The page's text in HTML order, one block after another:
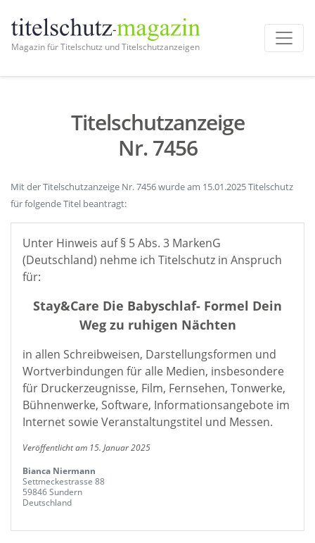
Magazin für Titelschutz und Titelschutzanzeigen
Titelschutzanzeige
Nr. 7456
Mit der Titelschutzanzeige Nr. 7456 wurde am 15.01.2025 Titelschutz
für folgende Titel beantragt:
Unter Hinweis auf § 5 Abs. 3 MarkenG
(Deutschland) nehme ich Titelschutz in Anspruch
für:
Stay&Care Die Babyschlaf- Formel Dein
Weg zu ruhigen Nächten
in allen Schreibweisen, Darstellungsformen und
Wortverbindungen für alle Medien, insbesondere
für Druckerzeugnisse, Film, Fernsehen, Tonwerke,
Bühnenwerke, Software, Informationsangebote im
Internet sowie Veranstaltungstitel und Messen.
Veröffentlicht am 15. Januar 2025
Bianca Niermann
Settmeckestrasse 88
59846 Sundern
Deutschland